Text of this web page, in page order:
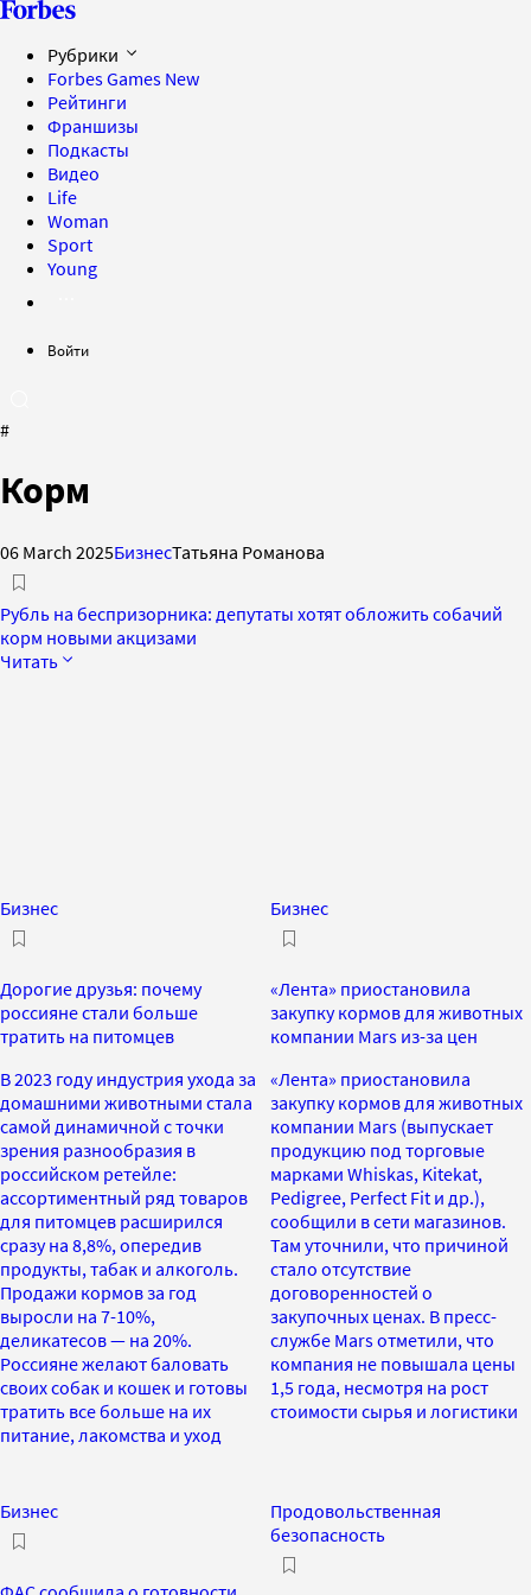
Рубрики
Forbes Games New
Рейтинги
Франшизы
Подкасты
Видео
Life
Woman
Sport
Young
Войти
#
Корм
06 March 2025БизнесТатьяна Романова
Рубль на беспризорника: депутаты хотят обложить собачий
корм новыми акцизами
Читать
Бизнес
Дорогие друзья: почему
россияне стали больше
тратить на питомцев
В 2023 году индустрия ухода за
домашними животными стала
самой динамичной с точки
зрения разнообразия в
российском ретейле:
ассортиментный ряд товаров
для питомцев расширился
сразу на 8,8%, опередив
продукты, табак и алкоголь.
Продажи кормов за год
выросли на 7-10%,
деликатесов — на 20%.
Россияне желают баловать
своих собак и кошек и готовы
тратить все больше на их
питание, лакомства и уход
Бизнес
«Лента» приостановила
закупку кормов для животных
компании Mars из-за цен
«Лента» приостановила
закупку кормов для животных
компании Mars (выпускает
продукцию под торговые
марками Whiskas, Kitekat,
Pedigree, Perfect Fit и др.),
сообщили в сети магазинов.
Там уточнили, что причиной
стало отсутствие
договоренностей о
закупочных ценах. В пресс-
службе Mars отметили, что
компания не повышала цены
1,5 года, несмотря на рост
стоимости сырья и логистики
Бизнес
Продовольственная
безопасность